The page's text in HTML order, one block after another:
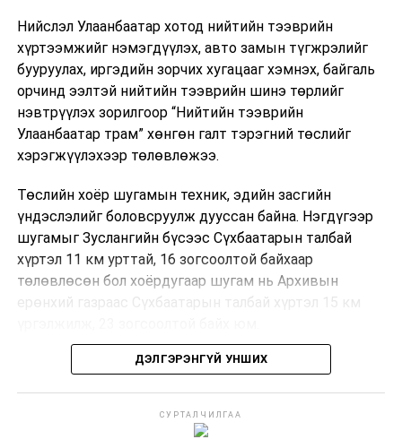
Нийслэл Улаанбаатар хотод нийтийн тээврийн
хүртээмжийг нэмэгдүүлэх, авто замын түгжрэлийг
бууруулах, иргэдийн зорчих хугацааг хэмнэх, байгаль
орчинд ээлтэй нийтийн тээврийн шинэ төрлийг
нэвтрүүлэх зорилгоор “Нийтийн тээврийн
Улаанбаатар трам” хөнгөн галт тэрэгний төслийг
хэрэгжүүлэхээр төлөвлөжээ.
Төслийн хоёр шугамын техник, эдийн засгийн
үндэслэлийг боловсруулж дууссан байна. Нэгдүгээр
шугамыг Зуслангийн бүсээс Сүхбаатарын талбай
хүртэл 11 км урттай, 16 зогсоолтой байхаар
төлөвлөсөн бол хоёрдугаар шугам нь Архивын
ерөнхий газраас Сүхбаатарын талбай хүртэл 15 км
Төслийг бүрэн хэрэгжүүлснээр цагт 10-12 мянган
ДЭЛГЭРЭНГҮЙ УНШИХ
СУРТАЛЧИЛГАА